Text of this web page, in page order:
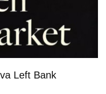
Left Bank